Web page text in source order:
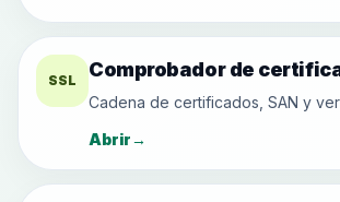
SSL Comprobador de
Cadena de certificados, SAN y
Abrir→